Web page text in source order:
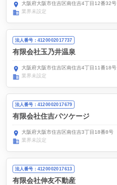
大阪府大阪市住吉区南住吉4丁目12番32号
業界未設定
法人番号：4120002017737
有限会社玉乃井温泉
大阪府大阪市住吉区南住吉4丁目11番18号
業界未設定
法人番号：4120002017679
有限会社住吉パツケージ
大阪府大阪市住吉区南住吉3丁目18番8号
業界未設定
法人番号：4120002017613
有限会社伸友不動産